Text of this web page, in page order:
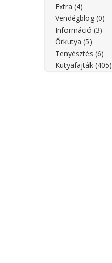
Extra (4)
Vendégblog (0)
Információ (3)
Őrkutya (5)
Tenyésztés (6)
Kutyafajták (405)